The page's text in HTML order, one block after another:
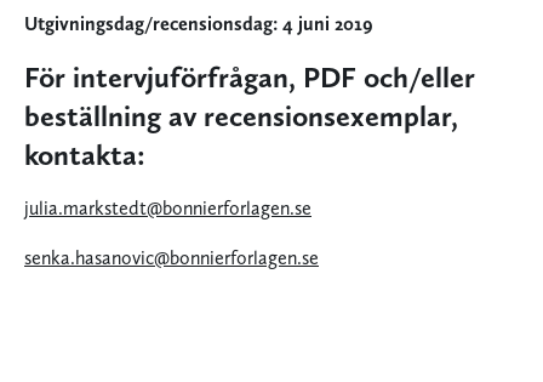
Utgivningsdag/recensionsdag: 4 juni 2019
För intervjuförfrågan, PDF och/eller
beställning av recensionsexemplar,
kontakta:
julia.markstedt@bonnierforlagen.se
senka.hasanovic@bonnierforlagen.se